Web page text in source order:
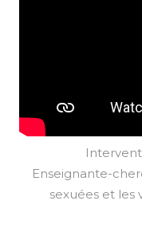
Enseignante-
sexuées et les